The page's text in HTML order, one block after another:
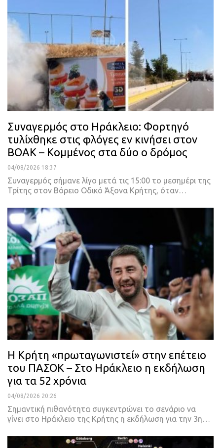
Συναγερμός στο Ηράκλειο: Φορτηγό
τυλίχθηκε στις φλόγες εν κινήσει στον
ΒΟΑΚ – Κομμένος στα δύο ο δρόμος
04/08/2026 18:37
Συναγερμός σήμανε λίγο μετά τις 15:00 το μεσημέρι της
Τρίτης στον Βόρειο Οδικό Άξονα Κρήτης, όταν…
Η Κρήτη «πρωταγωνιστεί» στην επέτειο
του ΠΑΣΟΚ – Στο Ηράκλειο η εκδήλωση
για τα 52 χρόνια
04/08/2026 20:26
Σημαντική πιθανότητα συγκεντρώνει το σενάριο να
γίνει στο Ηράκλειο της Κρήτης η εκδήλωση για την 3η…